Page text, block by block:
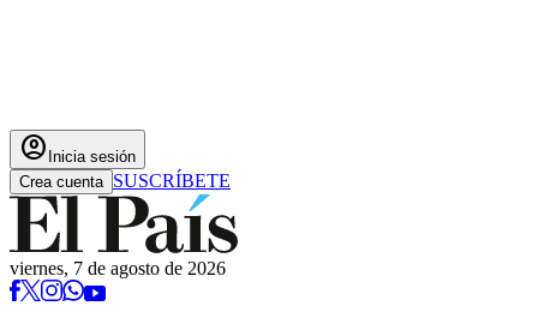
account_circle Inicia sesión
Crea cuenta SUSCRÍBETE
viernes, 7 de agosto de 2026